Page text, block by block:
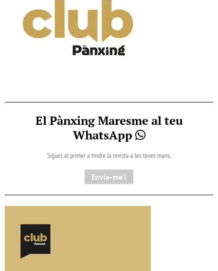
El Pànxing Maresme al teu
WhatsApp
Sigues el primer a tindre la revista a les teves mans.
Envia-me'l